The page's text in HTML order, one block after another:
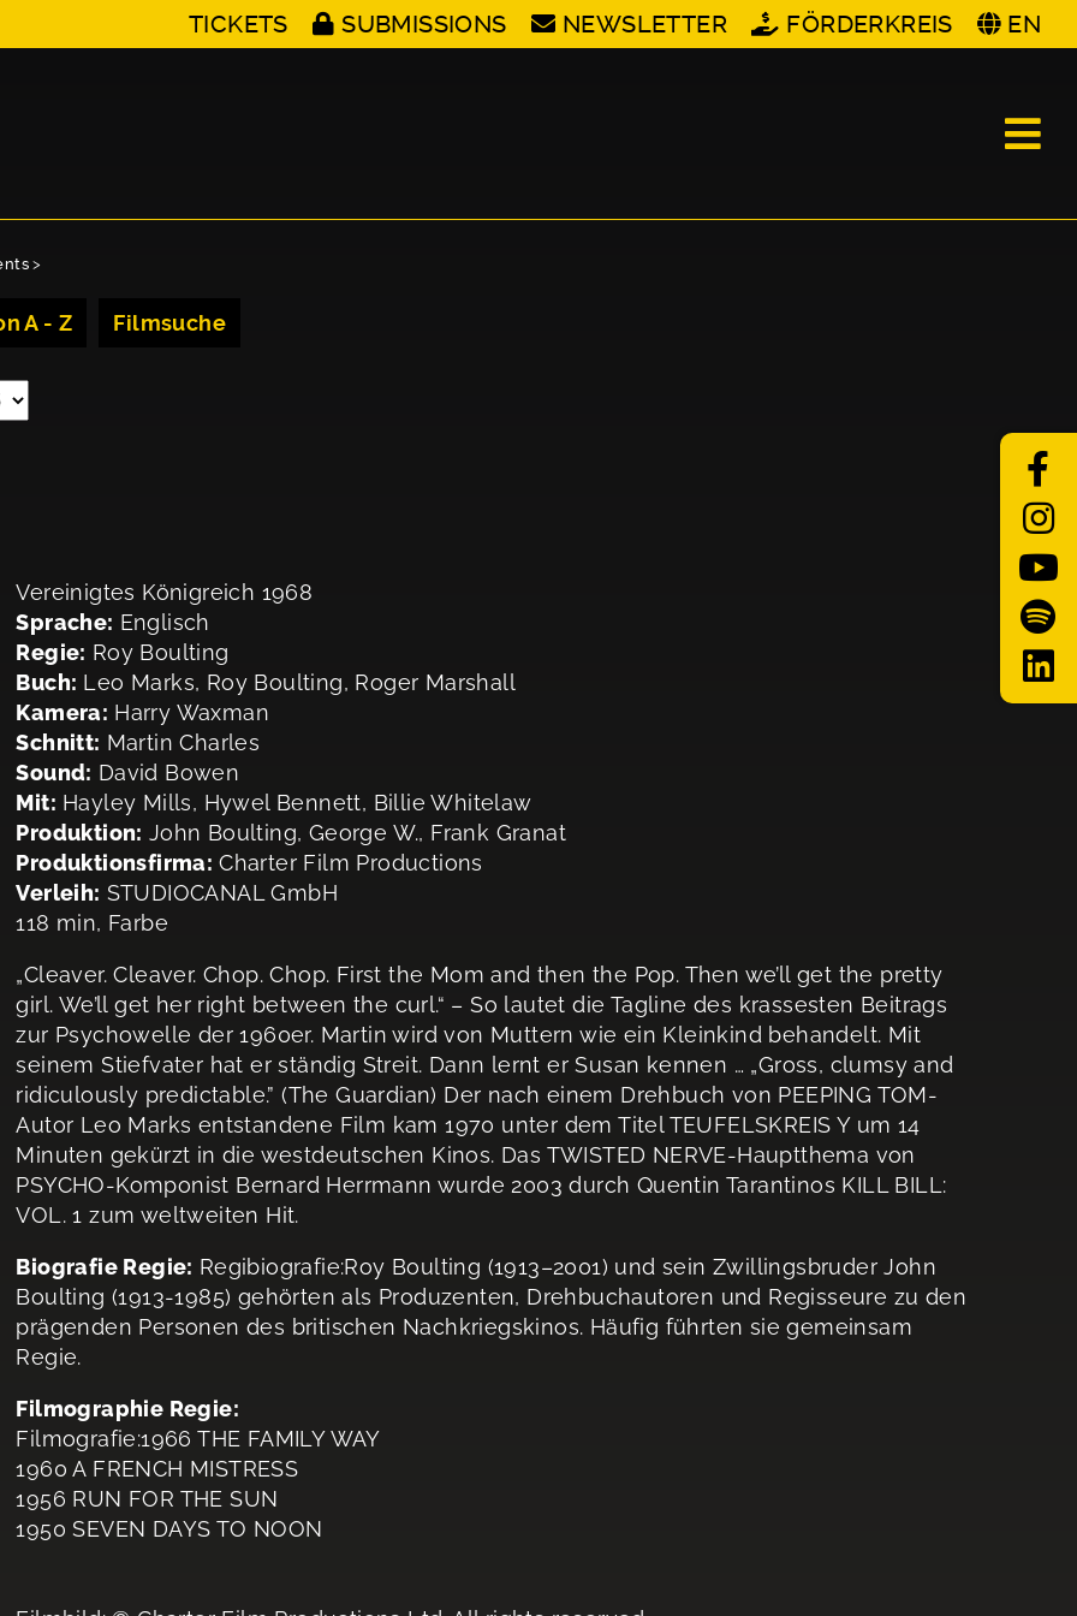
TICKETS SUBMISSIONS NEWSLETTER FÖRDERKREIS EN
>
A - Z Filmsuche
Vereinigtes Königreich 1968
Sprache: Englisch
Regie: Roy Boulting
Buch: Leo Marks, Roy Boulting, Roger Marshall
Kamera: Harry Waxman
Schnitt: Martin Charles
Sound: David Bowen
Mit: Hayley Mills, Hywel Bennett, Billie Whitelaw
Produktion: John Boulting, George W., Frank Granat
Produktionsfirma: Charter Film Productions
Verleih: STUDIOCANAL GmbH
118 min, Farbe
„Cleaver. Cleaver. Chop. Chop. First the Mom and then the Pop. Then we’ll get the pretty
girl. We’ll get her right between the curl.“ – So lautet die Tagline des krassesten Beitrags
zur Psychowelle der 1960er. Martin wird von Muttern wie ein Kleinkind behandelt. Mit
seinem Stiefvater hat er ständig Streit. Dann lernt er Susan kennen … „Gross, clumsy and
ridiculously predictable.” (The Guardian) Der nach einem Drehbuch von PEEPING TOM-
Autor Leo Marks entstandene Film kam 1970 unter dem Titel TEUFELSKREIS Y um 14
Minuten gekürzt in die westdeutschen Kinos. Das TWISTED NERVE-Hauptthema von
PSYCHO-Komponist Bernard Herrmann wurde 2003 durch Quentin Tarantinos KILL BILL:
VOL. 1 zum weltweiten Hit.
Biografie Regie: Regibiografie:Roy Boulting (1913–2001) und sein Zwillingsbruder John
Boulting (1913-1985) gehörten als Produzenten, Drehbuchautoren und Regisseure zu den
prägenden Personen des britischen Nachkriegskinos. Häufig führten sie gemeinsam
Regie.
Filmographie Regie:
Filmografie:1966 THE FAMILY WAY
1960 A FRENCH MISTRESS
1956 RUN FOR THE SUN
1950 SEVEN DAYS TO NOON